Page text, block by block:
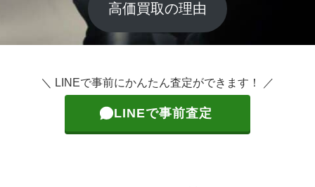
高価買取の理由
＼ LINEで事前にかんたん査定ができます！ ／
LINEで事前査定